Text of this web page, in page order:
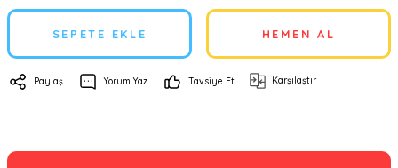
SEPETE EKLE HEMEN AL
Paylaş Yorum Yaz Tavsiye Et Karşılaştır